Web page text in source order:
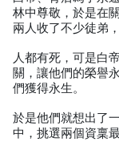
林中尊敬，於是在
兩人收了不少徒弟
人都有死，可是白
關，讓他們的榮譽
們獲得永生。
於是他們就想出了
中，挑選兩個資稟